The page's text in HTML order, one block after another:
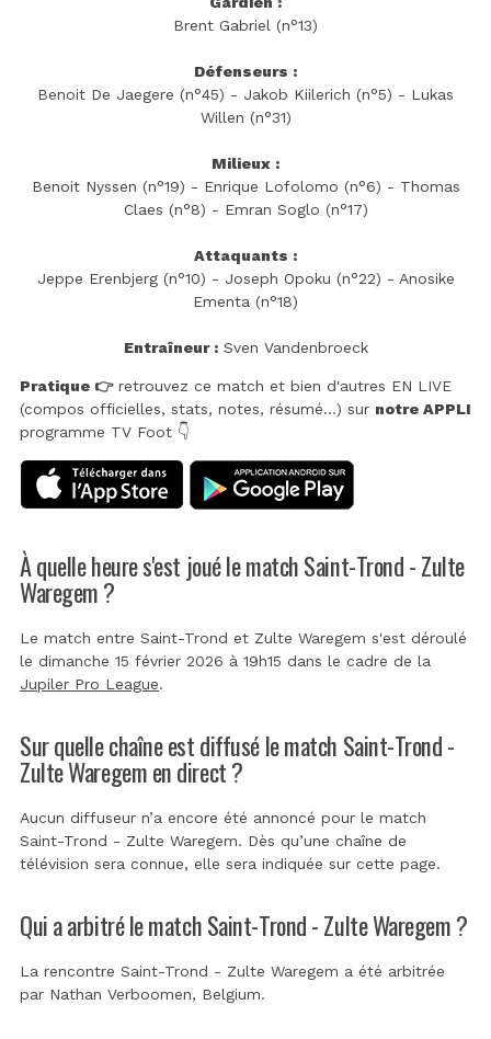
Brent Gabriel (n°13)
Défenseurs :
Benoit De Jaegere (n°45) - Jakob Kiilerich (n°5) - Lukas
Willen (n°31)
Milieux :
Benoit Nyssen (n°19) - Enrique Lofolomo (n°6) - Thomas
Claes (n°8) - Emran Soglo (n°17)
Attaquants :
Jeppe Erenbjerg (n°10) - Joseph Opoku (n°22) - Anosike
Ementa (n°18)
Entraîneur :Sven Vandenbroeck
Pratique 👉retrouvez ce match et bien d'autres EN LIVE
(compos officielles, stats, notes, résumé...) sur notre APPLI
programme TV Foot 👇
À quelle heure s'est joué le match Saint-Trond - Zulte
Waregem ?
Le match entre Saint-Trond et Zulte Waregem s'est déroulé
le dimanche 15 février 2026 à 19h15 dans le cadre de la
Jupiler Pro League.
Sur quelle chaîne est diffusé le match Saint-Trond -
Zulte Waregem en direct ?
Aucun diffuseur n’a encore été annoncé pour le match
Saint-Trond - Zulte Waregem. Dès qu’une chaîne de
télévision sera connue, elle sera indiquée sur cette page.
Qui a arbitré le match Saint-Trond - Zulte Waregem ?
La rencontre Saint-Trond - Zulte Waregem a été arbitrée
par Nathan Verboomen, Belgium.